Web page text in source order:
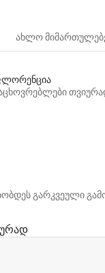
ახლო
გარკვეული